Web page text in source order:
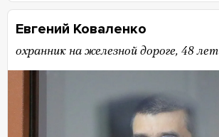
Евгений Коваленко
охранник на железной дороге, 48 лет